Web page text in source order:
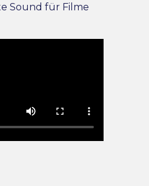
Sound für Filme